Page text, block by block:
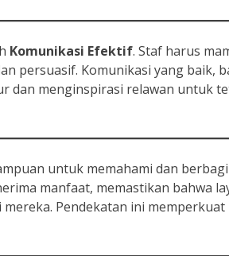
Komunikasi Efektif. Staf harus
persuasif. Komunikasi yang baik,
dan menginspirasi relawan untuk
untuk memahami dan
manfaat, memastikan bahwa
Pendekatan ini memperkuat